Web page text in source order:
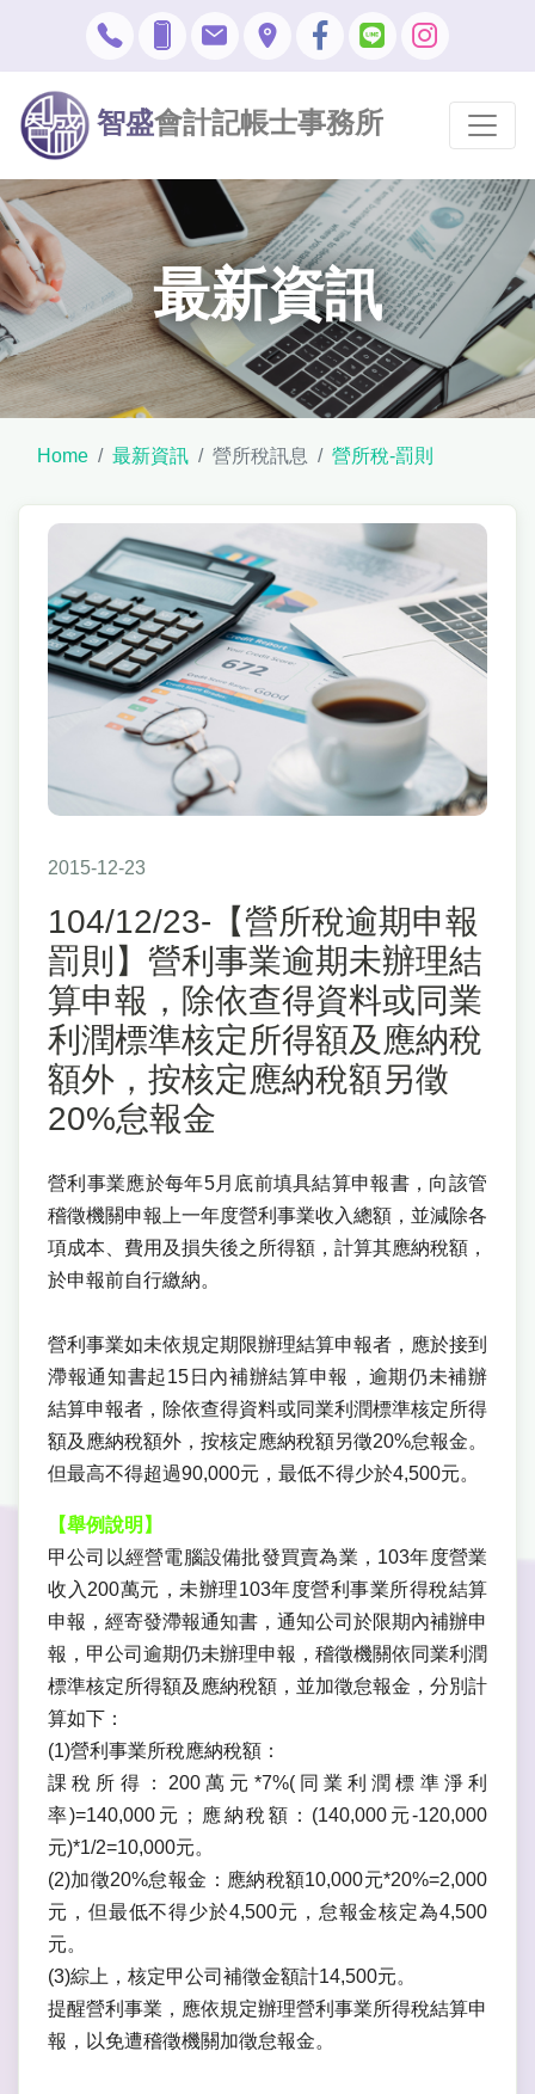
智盛會計記帳士事務所
最新資訊
Home 最新資訊 營所稅訊息 營所稅-罰則
2015-12-23
104/12/23-【營所稅逾期申報
罰則】營利事業逾期未辦理結
算申報，除依查得資料或同業
利潤標準核定所得額及應納稅
額外，按核定應納稅額另徵
20%怠報金
營利事業應於每年5月底前填具結算申報書，向該管
稽徵機關申報上一年度營利事業收入總額，並減除各
項成本、費用及損失後之所得額，計算其應納稅額，
於申報前自行繳納。
營利事業如未依規定期限辦理結算申報者，應於接到
滯報通知書起15日內補辦結算申報，逾期仍未補辦
結算申報者，除依查得資料或同業利潤標準核定所得
額及應納稅額外，按核定應納稅額另徵20%怠報金。
但最高不得超過90,000元，最低不得少於4,500元。
【舉例說明】
甲公司以經營電腦設備批發買賣為業，103年度營業
收入200萬元，未辦理103年度營利事業所得稅結算
申報，經寄發滯報通知書，通知公司於限期內補辦申
報，甲公司逾期仍未辦理申報，稽徵機關依同業利潤
標準核定所得額及應納稅額，並加徵怠報金，分別計
算如下：
(1)營利事業所稅應納稅額：
課稅所得：200萬元*7%(同業利潤標準淨利
率)=140,000元；應納稅額：(140,000元-120,000
元)*1/2=10,000元。
(2)加徵20%怠報金：應納稅額10,000元*20%=2,000
元，但最低不得少於4,500元，怠報金核定為4,500
元。
(3)綜上，核定甲公司補徵金額計14,500元。
提醒營利事業，應依規定辦理營利事業所得稅結算申
報，以免遭稽徵機關加徵怠報金。